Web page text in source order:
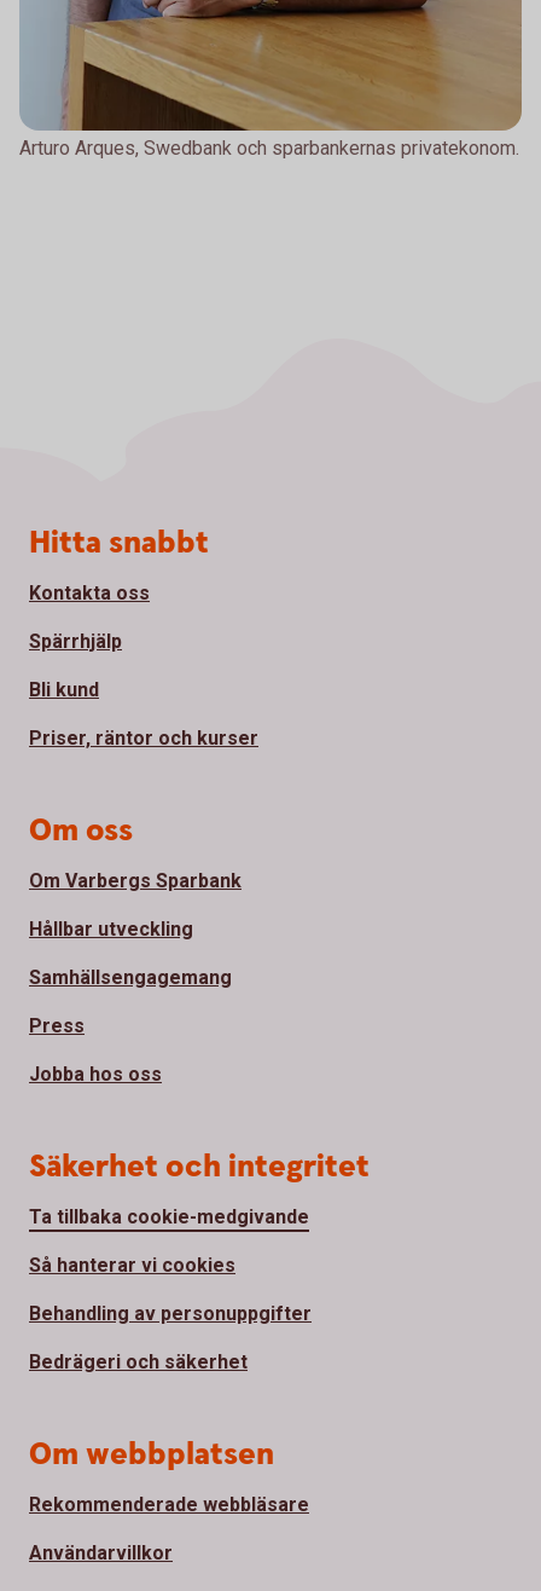
Arturo Arques, Swedbank och sparbankernas privatekonom.
Sidfot
Hitta snabbt
Kontakta oss
Spärrhjälp
Bli kund
Priser, räntor och kurser
Om oss
Om Varbergs Sparbank
Hållbar utveckling
Samhällsengagemang
Press
Jobba hos oss
Säkerhet och integritet
Ta tillbaka cookie-medgivande
Så hanterar vi cookies
Behandling av personuppgifter
Bedrägeri och säkerhet
Om webbplatsen
Rekommenderade webbläsare
Användarvillkor